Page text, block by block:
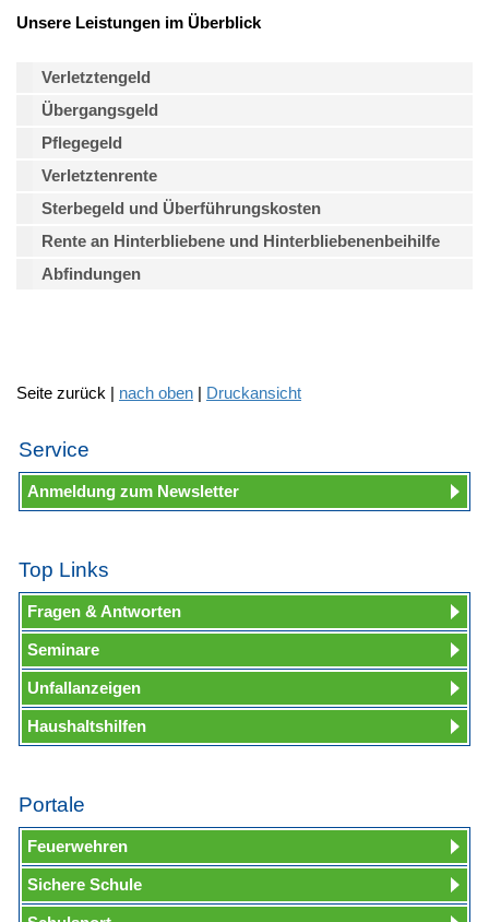
Unsere Leistungen im Überblick
Verletztengeld
Übergangsgeld
Pflegegeld
Verletztenrente
Sterbegeld und Überführungskosten
Rente an Hinterbliebene und Hinterbliebenenbeihilfe
Abfindungen
Seite zurück | nach oben | Druckansicht
Service
Anmeldung zum Newsletter
Top Links
Fragen & Antworten
Seminare
Unfallanzeigen
Haushaltshilfen
Portale
Feuerwehren
Sichere Schule